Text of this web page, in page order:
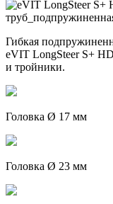
Гибкая
eVIT LongSteer S+
и тройники.
Головка Ø 17 мм
Головка Ø 23 мм